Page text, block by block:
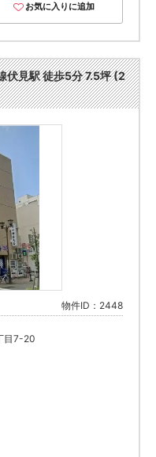
お気に入りに追加
伏見駅 徒歩5分 7.5坪 (2
物件ID：2448
目7-20